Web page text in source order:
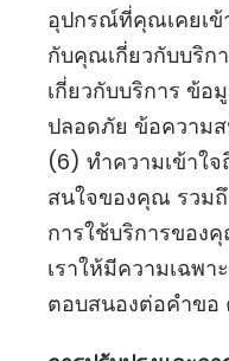
อุปกรณ์ที่คุณเคยเ
กับคุณเกี่ยวกับบริก
เกี่ยวกับบริการ ข้อ
ปลอดภัย ข้อความ
(6) ทำความเข้าใ
สนใจของคุณ รวม
การใช้บริการของ
เราให้มีความเฉพ
ตอบสนองต่อคำข